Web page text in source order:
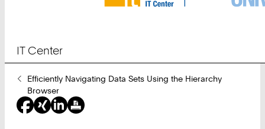
IT Center
Sie
sind
hier:
Efficiently Navigating Data Sets Using the Hierarchy
Browser